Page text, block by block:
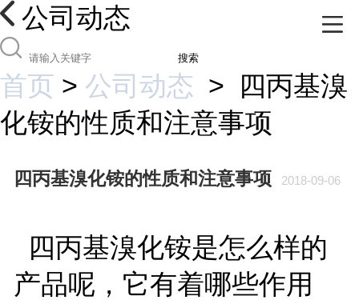
公司动态
搜索
首页 > 公司动态 >
四丙基溴
化铵的性质和注意事项
四丙基溴化铵的性质和注意事项 2018-09-06
四丙基溴化铵是怎么样的
产品呢，它有着哪些作用